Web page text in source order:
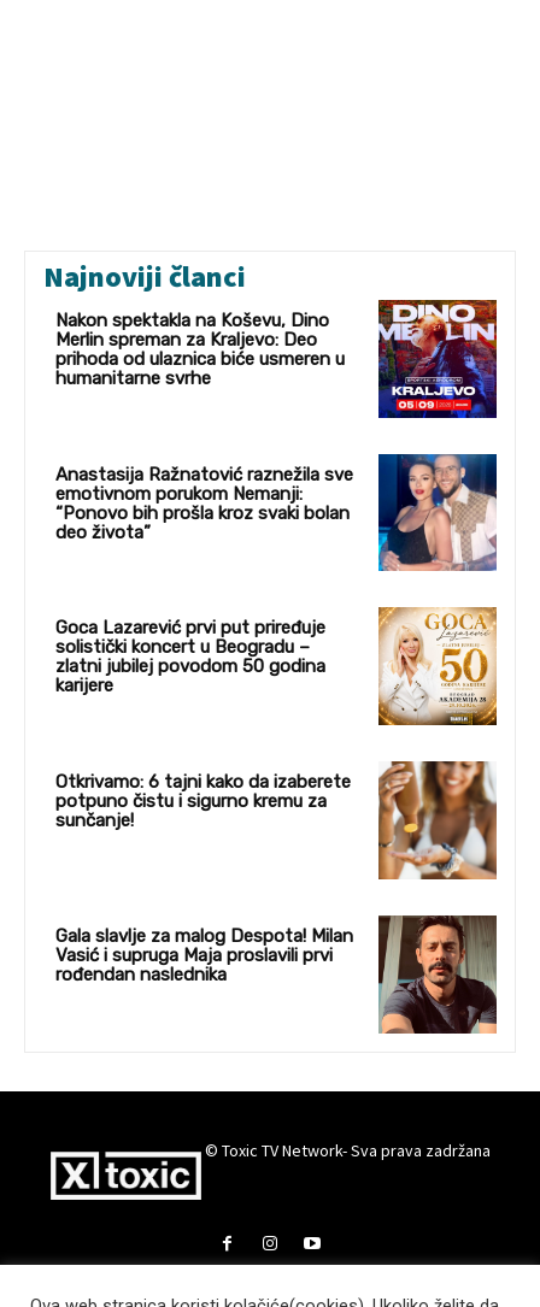
Najnoviji članci
Nakon spektakla na Koševu, Dino
Merlin spreman za Kraljevo: Deo
prihoda od ulaznica biće usmeren u
humanitarne svrhe
Anastasija Ražnatović raznežila sve
emotivnom porukom Nemanji:
“Ponovo bih prošla kroz svaki bolan
deo života”
Goca Lazarević prvi put priređuje
solistički koncert u Beogradu –
zlatni jubilej povodom 50 godina
karijere
Otkrivamo: 6 tajni kako da izaberete
potpuno čistu i sigurno kremu za
sunčanje!
Gala slavlje za malog Despota! Milan
Vasić i supruga Maja proslavili prvi
rođendan naslednika
© Toxic TV Network- Sva prava zadržana